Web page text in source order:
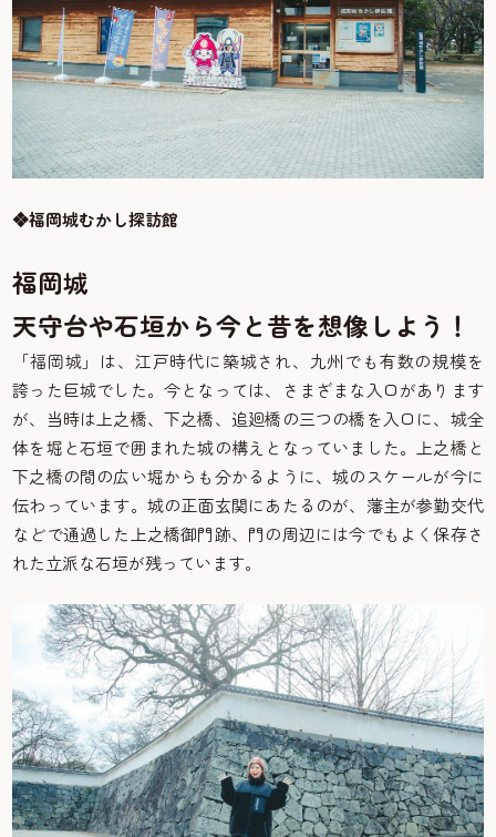
❖福岡城むかし探訪館
福岡城
天守台や石垣から今と昔を想像しよう！
「福岡城」は、江戸時代に築城され、九州でも有数の規模を
誇った巨城でした。今となっては、さまざまな入口があります
が、当時は上之橋、下之橋、追廻橋の三つの橋を入口に、城全
体を堀と石垣で囲まれた城の構えとなっていました。上之橋と
下之橋の間の広い堀からも分かるように、城のスケールが今に
伝わっています。城の正面玄関にあたるのが、藩主が参勤交代
などで通過した上之橋御門跡、門の周辺には今でもよく保存さ
れた立派な石垣が残っています。